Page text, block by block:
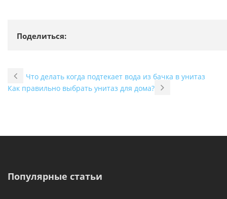
Поделиться:
Что делать когда подтекает вода из бачка в унитаз
Как правильно выбрать унитаз для дома?
Популярные статьи